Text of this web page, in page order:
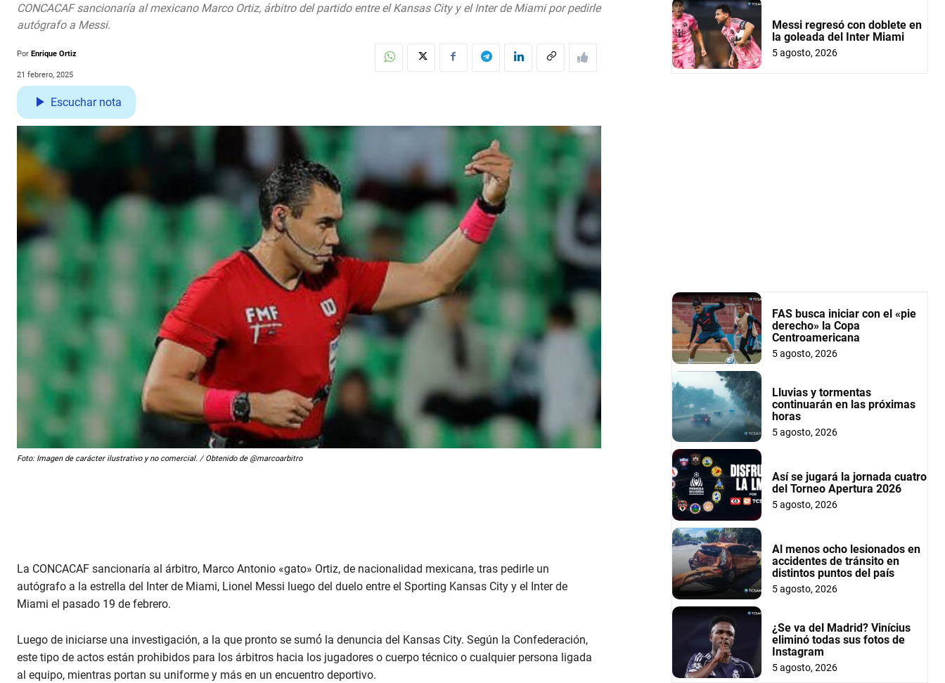
CONCACAF sancionaría al mexicano Marco Ortiz, árbitro del partido entre el Kansas City y el Inter de Miami por pedirle
autógrafo a Messi.
Por Enrique Ortiz
21 febrero, 2025
Escuchar nota
Foto: Imagen de carácter ilustrativo y no comercial. / Obtenido de @marcoarbitro
La CONCACAF sancionaría al árbitro, Marco Antonio «gato» Ortiz, de nacionalidad mexicana, tras pedirle un
autógrafo a la estrella del Inter de Miami, Lionel Messi luego del duelo entre el Sporting Kansas City y el Inter de
Miami el pasado 19 de febrero.
Luego de iniciarse una investigación, a la que pronto se sumó́ la denuncia del Kansas City. Según la Confederación,
este tipo de actos están prohibidos para los árbitros hacia los jugadores o cuerpo técnico o cualquier persona ligada
al equipo, mientras portan su uniforme y más en un encuentro deportivo.
Messi regresó con doblete en
la goleada del Inter Miami
5 agosto, 2026
FAS busca iniciar con el «pie
derecho» la Copa
Centroamericana
5 agosto, 2026
Lluvias y tormentas
continuarán en las próximas
horas
5 agosto, 2026
Así se jugará la jornada cuatro
del Torneo Apertura 2026
5 agosto, 2026
Al menos ocho lesionados en
accidentes de tránsito en
distintos puntos del país
5 agosto, 2026
¿Se va del Madrid? Vinícius
eliminó todas sus fotos de
Instagram
5 agosto, 2026